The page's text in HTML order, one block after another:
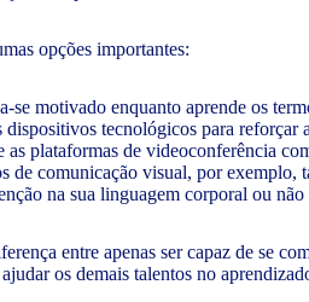
opções importantes:
se motivado enquanto aprende os
dispositivos tecnológicos para reforçar
as plataformas de videoconferência
de comunicação visual, por exemplo,
na sua linguagem corporal ou
entre apenas ser capaz de se
os demais talentos no